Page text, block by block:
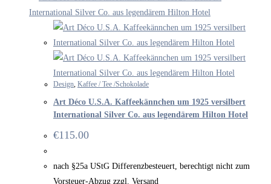
Design, Kaffee / Tee /Schokolade
Art Déco U.S.A. Kaffeekännchen um 1925 versilbert
International Silver Co. aus legendärem Hilton Hotel
€115.00
nach §25a UStG Differenzbesteuert, berechtigt nicht zum
Vorsteuer-Abzug zzgl. Versand